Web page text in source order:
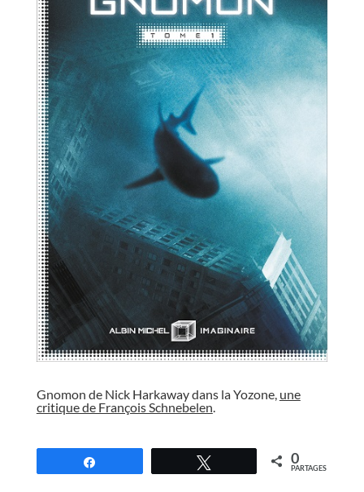
Gnomon de Nick Harkaway dans la Yozone, une
critique de François Schnebelen.
0
PARTAGES